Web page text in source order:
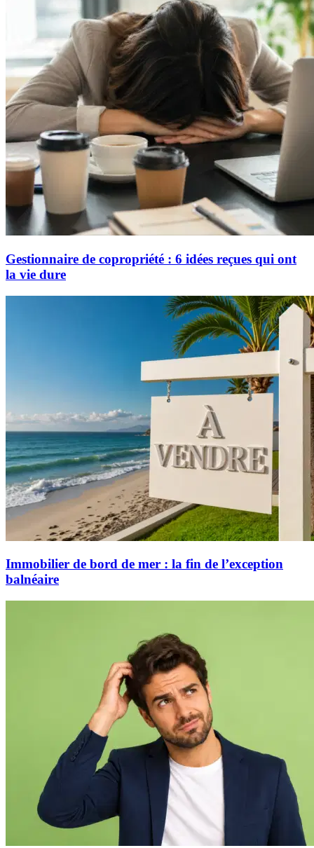
Gestionnaire de copropriété : 6 idées reçues qui ont
la vie dure
Immobilier de bord de mer : la fin de l’exception
balnéaire